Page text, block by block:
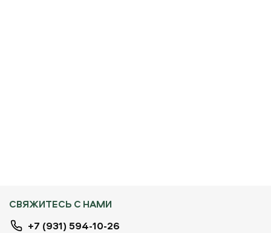
СВЯЖИТЕСЬ С НАМИ
+7 (931) 594-10-26